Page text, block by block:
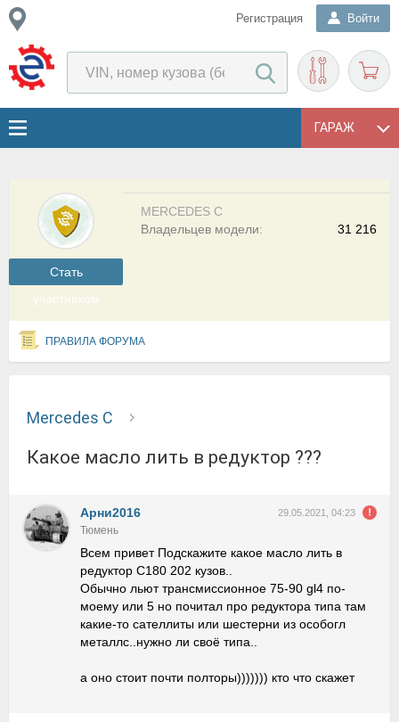
Регистрация Войти
ГАРАЖ
Cтать
участником
MERCEDES C
31 216
Владельцев модели:
ПРАВИЛА ФОРУМА
Mercedes C
Какое масло лить в редуктор ???
Арни2016 29.05.2021, 04:23
Тюмень
Всем привет Подскажите какое масло лить в
редуктор C180 202 кузов..
Обычно льют трансмиссионное 75-90 gl4 по-
моему или 5 но почитал про редуктора типа там
какие-то сателлиты или шестерни из особогл
металлс..нужно ли своё типа..
а оно стоит почти полторы))))))) кто что скажет